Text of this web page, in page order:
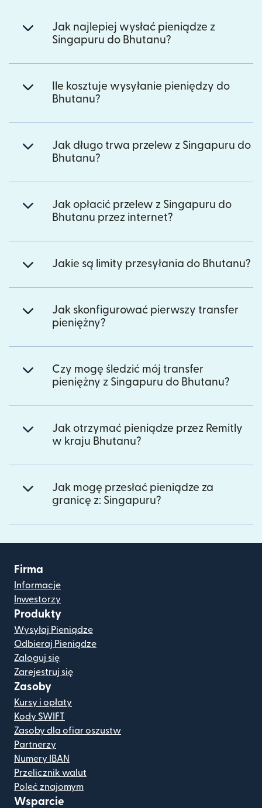
Jak najlepiej wysłać pieniądze z
Singapuru do Bhutanu?
Ile kosztuje wysyłanie pieniędzy do
Bhutanu?
Jak długo trwa przelew z Singapuru do
Bhutanu?
Jak opłacić przelew z Singapuru do
Bhutanu przez internet?
Jakie są limity przesyłania do Bhutanu?
Jak skonfigurować pierwszy transfer
pieniężny?
Czy mogę śledzić mój transfer
pieniężny z Singapuru do Bhutanu?
Jak otrzymać pieniądze przez Remitly
w kraju Bhutanu?
Jak mogę przesłać pieniądze za
granicę z: Singapuru?
Firma
Informacje
Inwestorzy
Produkty
Wysyłaj Pieniądze
Odbieraj Pieniądze
Zaloguj się
Zarejestruj się
Zasoby
Kursy i opłaty
Kody SWIFT
Zasoby dla ofiar oszustw
Partnerzy
Numery IBAN
Przelicznik walut
Poleć znajomym
Wsparcie